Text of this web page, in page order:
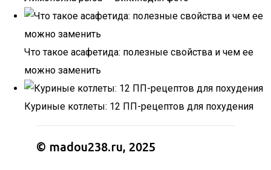
Что такое асафетида: полезные свойства и чем ее
можно заменить
Куриные котлеты: 12 ПП-рецептов для похудения
© madou238.ru, 2025